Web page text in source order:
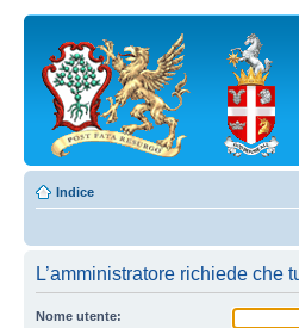
Indice
L’amministratore richiede che
Nome utente: